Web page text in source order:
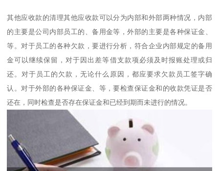
其他应收款的清理其他应收款可以分为内部和外部两种情况，内部
的主要是公司内部员工的、备用金等，外部的主要是各种保证金、
等。对于员工的各种欠款，要进行分析，符合企业内部规定的备用
金可以继续保留，对于因出差等借支款项必须及时报账处理或归
还。对于员工的欠款，无论什么原因，都应要求欠款员工签字确
认。对于外部的各种保证金、等，要检查保证金和的收款凭证是否
还在，同时检查是否存在保证金和已经到期而未进行的情况。